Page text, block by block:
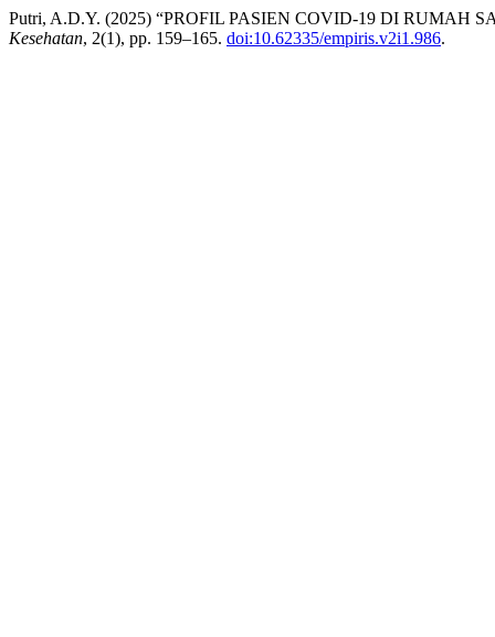
Putri, A.D.Y. (2025) “PROFIL PASIEN COVID-19 DI RUMAH
Kesehatan, 2(1), pp. 159–165. doi:10.62335/empiris.v2i1.986.